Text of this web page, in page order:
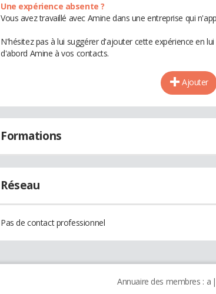
Une expérience absente ?
Vous avez travaillé avec Amine dans une entreprise qui
N'hésitez pas à lui suggérer d'ajouter cette expérience en
d'abord Amine à vos contacts.
Ajouter
Formations
Réseau
Pas de contact professionnel
Annuaire des membres : a